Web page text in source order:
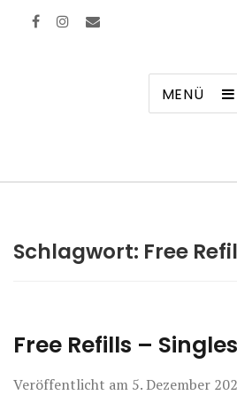
MENÜ
Schlagwort: Free
Free Refills –
Veröffentlicht am 5. Dezember